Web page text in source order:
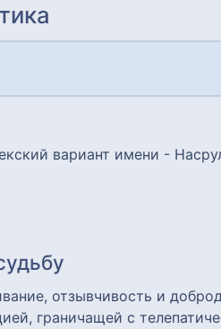
вариант имени -
отзывчивость и
граничащей с